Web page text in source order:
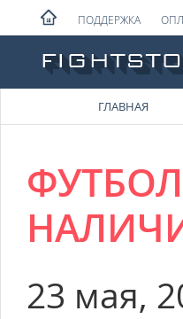
ПОДДЕРЖКА
ГЛАВНАЯ
23 мая,